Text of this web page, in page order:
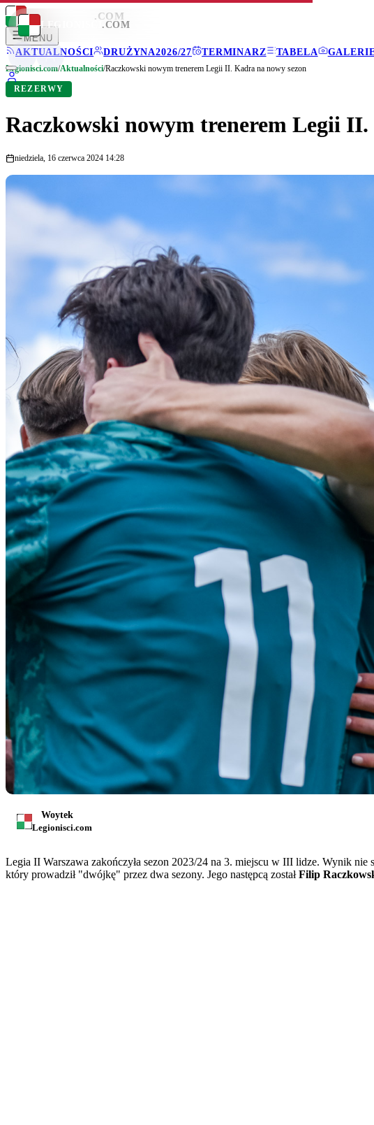
LEGIONISCI .COM
MENU
AKTUALNOŚCI
DRUŻYNA2026/27 TERMINARZ TABELA
LEGIONISCI .COM
Legionisci.com/Aktualności/Raczkowski nowym trenerem Legii II. Kadra na nowy sezon
REZERWY
Raczkowski nowym trenerem Legii II.
niedziela, 16 czerwca 2024 14:28
Woytek
Legionisci.com
Legia II Warszawa zakończyła sezon 2023/24 na 3. miejscu w III lidze. Wynik
który prowadził "dwójkę" przez dwa sezony. Jego następcą zostałFilip